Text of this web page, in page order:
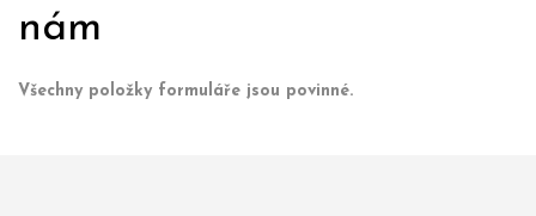
nám
Všechny položky formuláře jsou povinné.